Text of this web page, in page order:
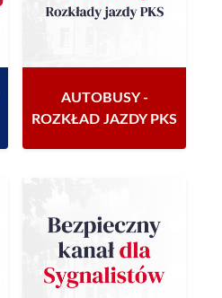
AUTOBUSY -
ROZKŁAD JAZDY PKS